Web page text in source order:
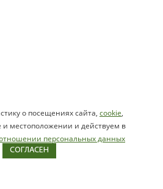
о посещениях сайта, cookie,
и местоположении и действуем в
персональных данных
СОГЛАСЕН